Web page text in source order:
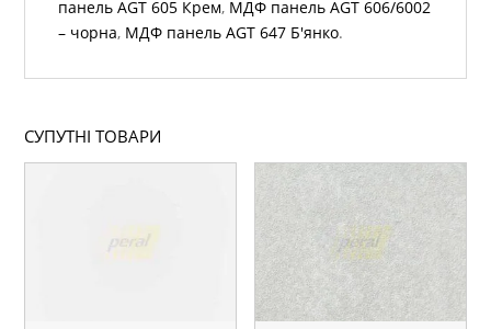
панель AGT 605 Крем, МДФ панель AGT 606/6002
– чорна, МДФ панель AGT 647 Б'янко.
СУПУТНІ ТОВАРИ